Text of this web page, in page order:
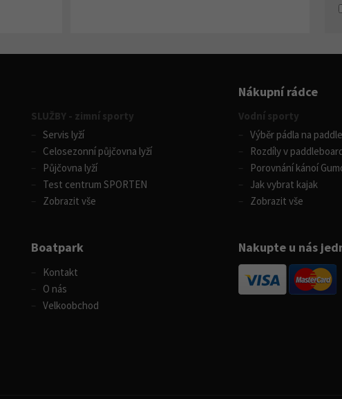
SLUŽBY - zimní sporty
Servis lyží
Celosezonní půjčovna lyží
Půjčovna lyží
Test centrum SPORTEN
Zobrazit vše
Nákupní rádce
Vodní sporty
Výběr pádla na
Rozdíly v
Porovnání kánoí
Jak vybrat kajak
Zobrazit vše
Boatpark
Kontakt
O nás
Velkoobchod
Nakupte u nás